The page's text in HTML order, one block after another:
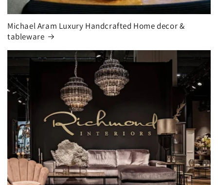
Michael Aram Luxury Handcrafted Home decor &
tableware